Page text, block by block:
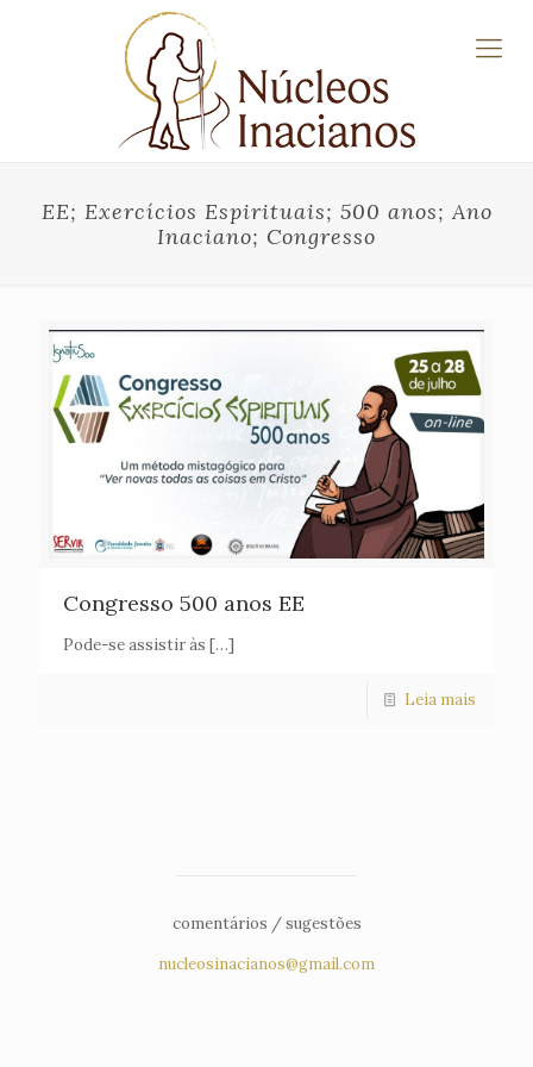
EE; Exercícios Espirituais; 500 anos; Ano
Inaciano; Congresso
Congresso 500 anos EE
Pode-se assistir às […]
Leia mais
comentários / sugestões
nucleosinacianos@gmail.com